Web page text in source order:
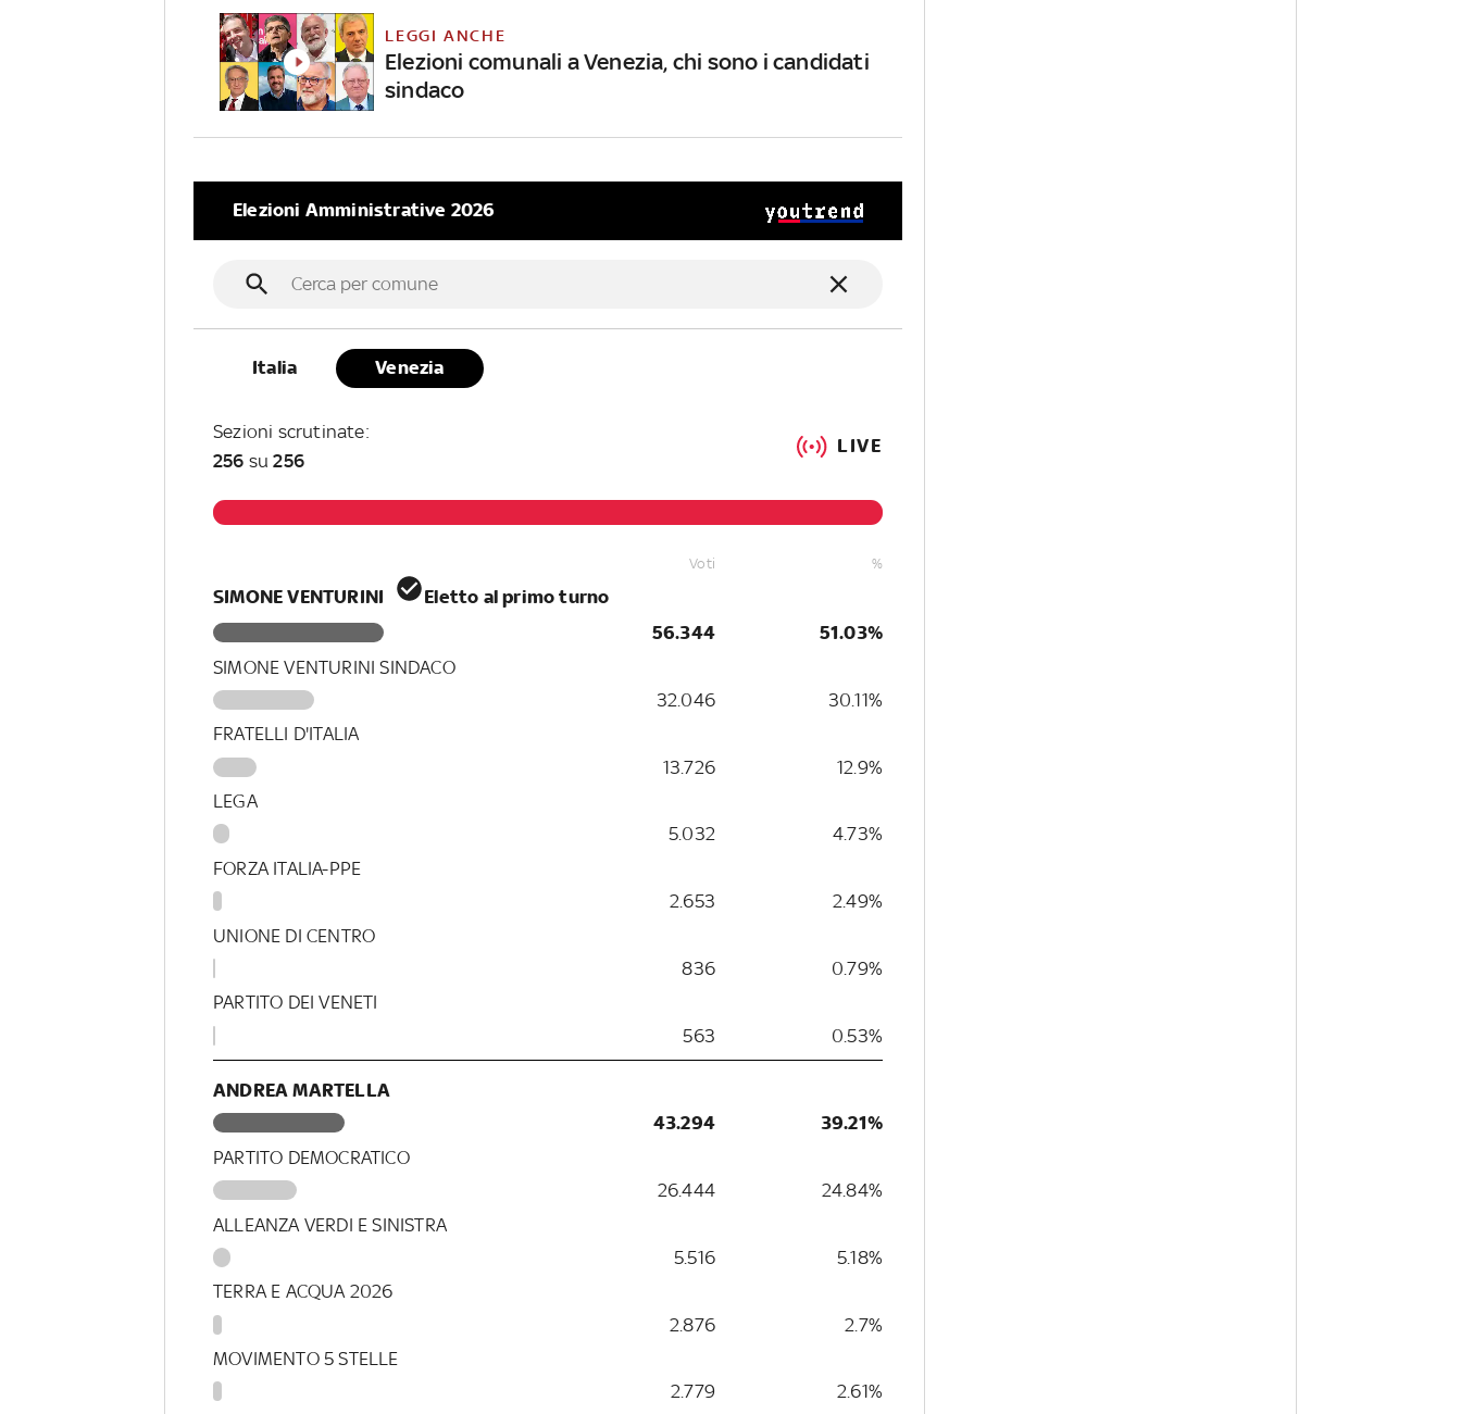
LEGGI ANCHE
Elezioni comunali a Venezia, chi sono i candidati
sindaco
Elezioni Amministrative 2026
Italia Venezia
Sezioni scrutinate:
256 su256
LIVE
Voti %
SIMONE VENTURINI
Eletto al primo turno
56.344
51.03%
SIMONE VENTURINI SINDACO
32.046
30.11%
FRATELLI D'ITALIA
13.726
12.9%
LEGA
5.032
4.73%
FORZA ITALIA-PPE
2.653
2.49%
UNIONE DI CENTRO
836
0.79%
PARTITO DEI VENETI
563
0.53%
ANDREA MARTELLA
43.294
39.21%
PARTITO DEMOCRATICO
26.444
24.84%
ALLEANZA VERDI E SINISTRA
5.516
5.18%
TERRA E ACQUA 2026
2.876
2.7%
MOVIMENTO 5 STELLE
2.779
2.61%